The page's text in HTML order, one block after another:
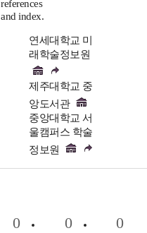
references
and index.
연세대학교 미
래학술정보원
제주대학교 중
앙도서관
중앙대학교 서
울캠퍼스 학술
정보원
0 0 0